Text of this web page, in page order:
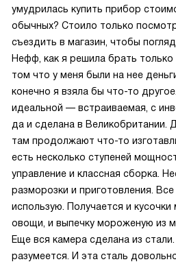
умудрилась купить прибор
обычных? Стоило только
съездить в магазин, чтобы
Нефф, как я решила брать
том что у меня были на нее
конечно я взяла бы что-то
идеальной — встраиваемая, с
да и сделана в Великобритании.
там продолжают что-то
есть несколько ступеней
управление и классная сборка.
разморозки и приготовления.
использую. Получается и
овощи, и выпечку мороженую из
Еще вся камера сделана из
разумеется. И эта сталь